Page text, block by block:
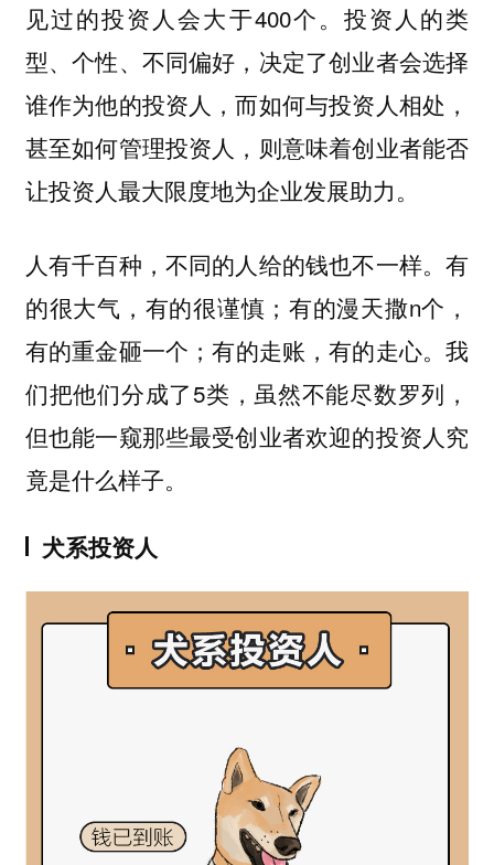
见过的投资人会大于400个。投资人的类
型、个性、不同偏好，决定了创业者会选择
谁作为他的投资人，而如何与投资人相处，
甚至如何管理投资人，则意味着创业者能否
让投资人最大限度地为企业发展助力。
人有千百种，不同的人给的钱也不一样。有
的很大气，有的很谨慎；有的漫天撒n个，
有的重金砸一个；有的走账，有的走心。我
们把他们分成了5类，虽然不能尽数罗列，
但也能一窥那些最受创业者欢迎的投资人究
竟是什么样子。
犬系投资人